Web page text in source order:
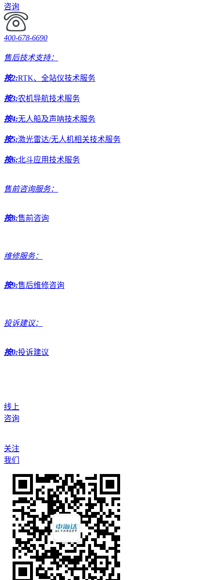
咨询
400-678-6690
售后技术支持：
按2:RTK、全站仪技术服务
按3:农机导航技术服务
按4:无人船及声呐技术服务
按5:激光雷达/无人机相关技术服务
按6:北斗应用技术服务
售前咨询服务：
按8:售前咨询
维修服务：
按9:售后维修咨询
投诉建议：
按0:投诉建议
线上
咨询
关注
我们